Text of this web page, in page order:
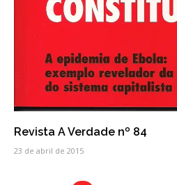
Revista A Verdade nº 84
23 de abril de 2015